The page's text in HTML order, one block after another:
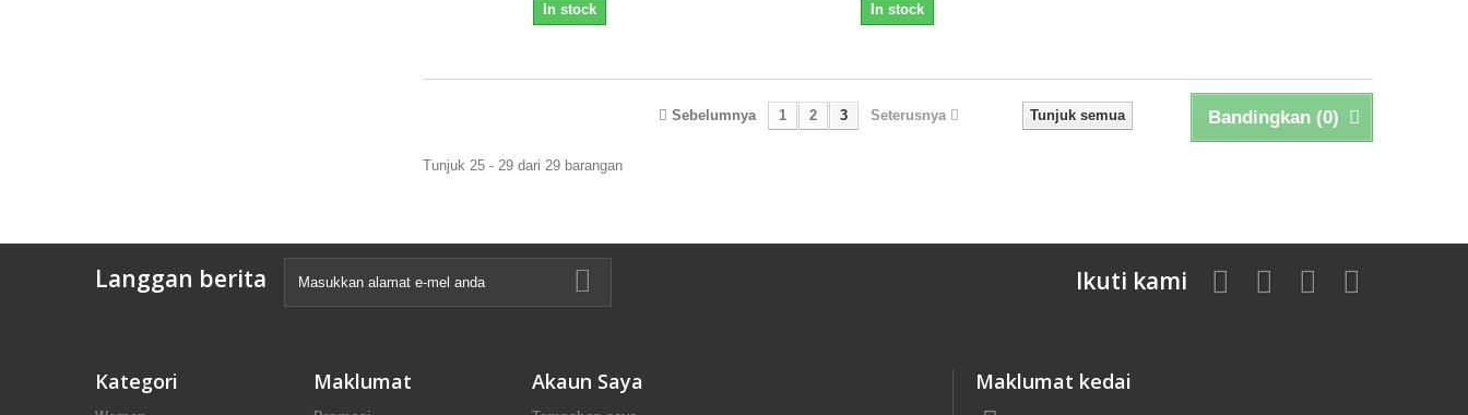
In stock In stock
Bandingkan (0)
Tunjuk semua
Sebelumnya 1 2 3 Seterusnya
Tunjuk 25 - 29 dari 29 barangan
Langgan berita Ikuti kami
Kategori Maklumat Akaun Saya Maklumat kedai